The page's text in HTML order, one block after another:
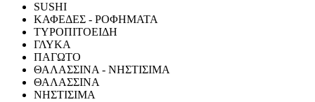
SUSHI
ΚΑΦΕΔΕΣ - ΡΟΦΗΜΑΤΑ
ΤΥΡΟΠΙΤΟΕΙΔΗ
ΓΛΥΚΑ
ΠΑΓΩΤΟ
ΘΑΛΑΣΣΙΝΑ - ΝΗΣΤΙΣΙΜΑ
ΘΑΛΑΣΣΙΝΑ
ΝΗΣΤΙΣΙΜΑ